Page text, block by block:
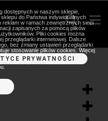
dostępnych w naszym sklepie,
do Państwa indywidualnych
w ramach zewnętrznych sieci
zapisanych za pomocą plików
Pliki cookies można
przeglądarki internetowej. Dalsze
bez zmiany ustawień przeglądarki
stosowanie plików cookies. Więcej
PRYWATNOŚCI